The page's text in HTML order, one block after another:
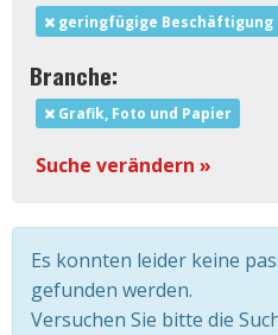
geringfügige Beschäftigung
Branche:
Grafik, Foto und Papier
Suche verändern »
Es konnten leider keine
gefunden werden.
Versuchen Sie bitte die